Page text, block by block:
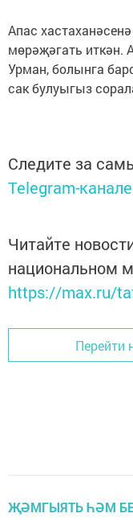
Апас
мөрәҗәгать иткән.
Урман, болынга
сак булуыгыз
Следите за
Telegram-канале
Читайте
национальном
https://max.ru/
Перейти
ҖӘМГЫЯТЬ ҺӘМ